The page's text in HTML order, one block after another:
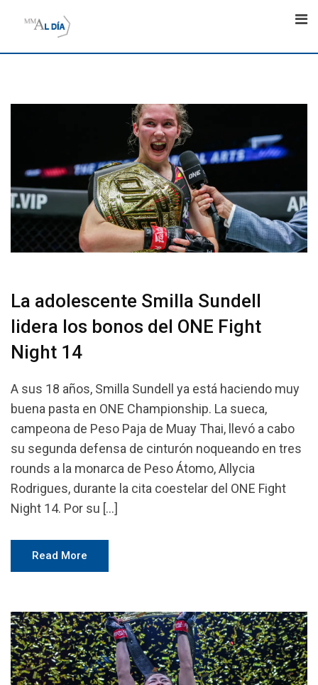
La adolescente Smilla Sundell
lidera los bonos del ONE Fight
Night 14
A sus 18 años, Smilla Sundell ya está haciendo muy
buena pasta en ONE Championship. La sueca,
campeona de Peso Paja de Muay Thai, llevó a cabo
su segunda defensa de cinturón noqueando en tres
rounds a la monarca de Peso Átomo, Allycia
Rodrigues, durante la cita coestelar del ONE Fight
Night 14. Por su […]
Read More